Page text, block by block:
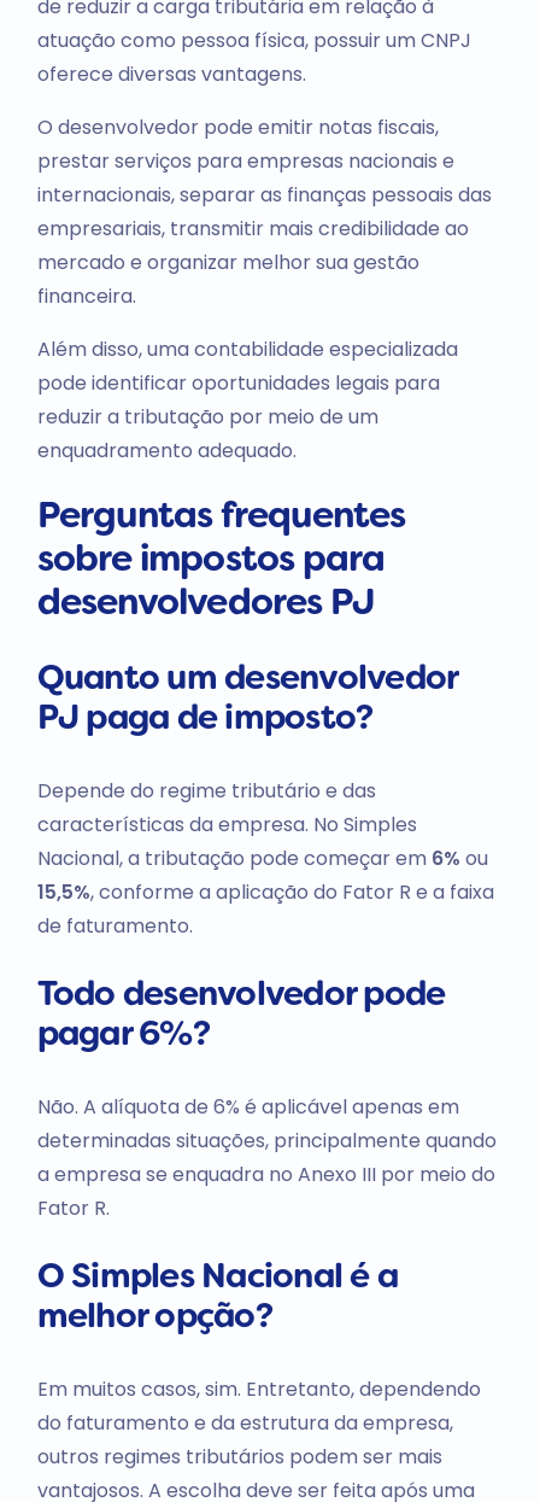
de reduzir a carga tributária em relação à
atuação como pessoa física, possuir um CNPJ
oferece diversas vantagens.
O desenvolvedor pode emitir notas fiscais,
prestar serviços para empresas nacionais e
internacionais, separar as finanças pessoais das
empresariais, transmitir mais credibilidade ao
mercado e organizar melhor sua gestão
financeira.
Além disso, uma contabilidade especializada
pode identificar oportunidades legais para
reduzir a tributação por meio de um
enquadramento adequado.
Perguntas frequentes
sobre impostos para
desenvolvedores PJ
Quanto um desenvolvedor
PJ paga de imposto?
Depende do regime tributário e das
características da empresa. No Simples
Nacional, a tributação pode começar em 6% ou
15,5%, conforme a aplicação do Fator R e a faixa
de faturamento.
Todo desenvolvedor pode
pagar 6%?
Não. A alíquota de 6% é aplicável apenas em
determinadas situações, principalmente quando
a empresa se enquadra no Anexo III por meio do
Fator R.
O Simples Nacional é a
melhor opção?
Em muitos casos, sim. Entretanto, dependendo
do faturamento e da estrutura da empresa,
outros regimes tributários podem ser mais
vantajosos. A escolha deve ser feita após uma